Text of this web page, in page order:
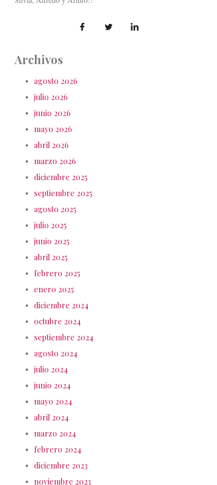
Archivos
agosto 2026
julio 2026
junio 2026
mayo 2026
abril 2026
marzo 2026
diciembre 2025
septiembre 2025
agosto 2025
julio 2025
junio 2025
abril 2025
febrero 2025
enero 2025
diciembre 2024
octubre 2024
septiembre 2024
agosto 2024
julio 2024
junio 2024
mayo 2024
abril 2024
marzo 2024
febrero 2024
diciembre 2023
noviembre 2023